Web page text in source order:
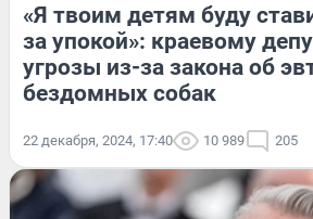
«Я твоим детям буду
за упокой»: краевому
угрозы из-за закона об
бездомных собак
22 декабря, 2024, 17:40 10 989 205